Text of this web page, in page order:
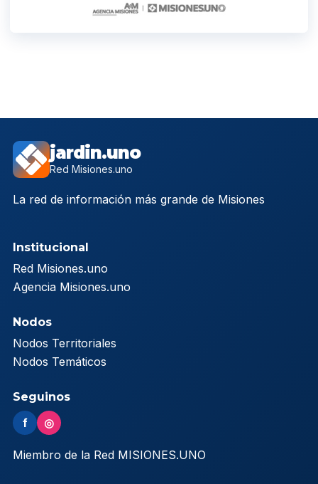
jardin.uno
Red Misiones.uno
La red de información más grande de Misiones
Institucional
Red Misiones.uno
Agencia Misiones.uno
Nodos
Nodos Territoriales
Nodos Temáticos
Seguinos
f ◎
Miembro de la Red MISIONES.UNO